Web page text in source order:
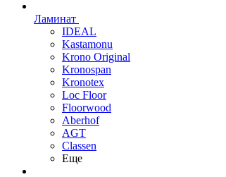
Ламинат
IDEAL
Kastamonu
Krono Original
Kronospan
Kronotex
Loc Floor
Floorwood
Aberhof
AGT
Classen
Еще